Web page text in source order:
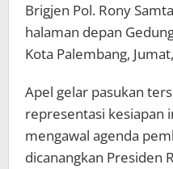
Brigjen Pol. Rony
halaman depan
Kota Palembang,
Apel gelar pasukan
representasi kesiapan
mengawal agenda
dicanangkan Presiden